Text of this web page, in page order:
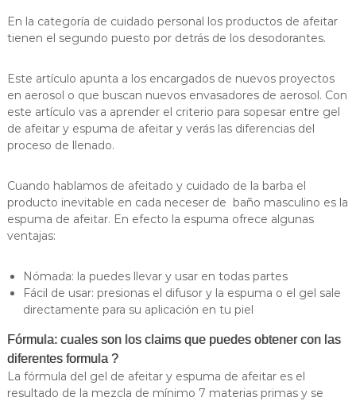
P
r
e
r
s
e
r
o
l
e
s
S
U
1
9
6
En la categoría de cuidado personal los productos de afeitar
tienen el segundo puesto por detrás de los desodorantes.
Este artículo apunta a los encargados de nuevos proyectos
en aerosol o que buscan nuevos envasadores de aerosol. Con
este artículo vas a aprender el criterio para sopesar entre gel
de afeitar y espuma de afeitar y verás las diferencias del
proceso de llenado.
Cuando hablamos de afeitado y cuidado de la barba el
producto inevitable en cada neceser de baño masculino es la
espuma de afeitar. En efecto la espuma ofrece algunas
ventajas:
Nómada: la puedes llevar y usar en todas partes
Fácil de usar: presionas el difusor y la espuma o el gel sale
directamente para su aplicación en tu piel
Fórmula: cuales son los claims que puedes obtener con las
diferentes formula ?
La fórmula del gel de afeitar y espuma de afeitar es el
resultado de la mezcla de mínimo 7 materias primas y se